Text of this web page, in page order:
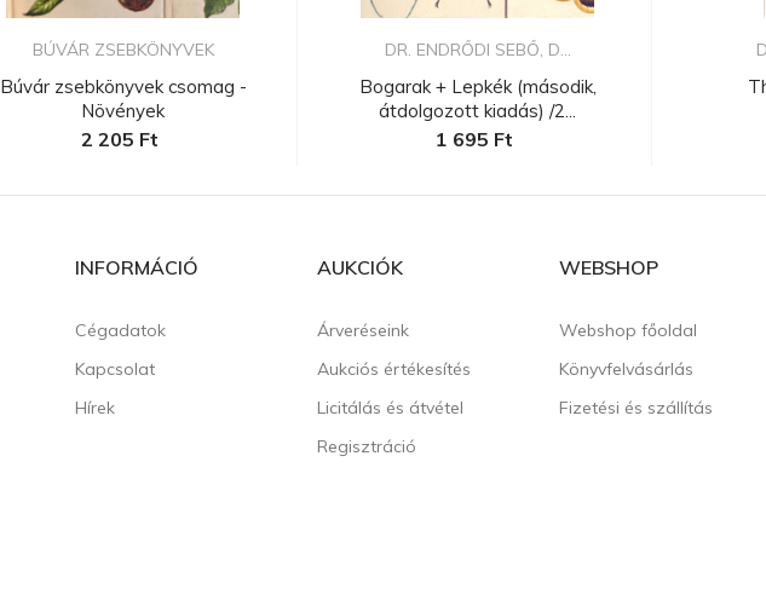
BÚVÁR ZSEBKÖNYVEK
Búvár zsebkönyvek csomag -
Növények
2 205 Ft
DR. ENDRŐDI SEBŐ, D...
Bogarak + Lepkék (második,
átdolgozott kiadás) /2...
1 695 Ft
INFORMÁCIÓ
Cégadatok
Kapcsolat
Hírek
AUKCIÓK
Árveréseink
Aukciós értékesítés
Licitálás és átvétel
Regisztráció
WEBSHOP
Webshop főoldal
Könyvfelvásárlás
Fizetési és szállítás